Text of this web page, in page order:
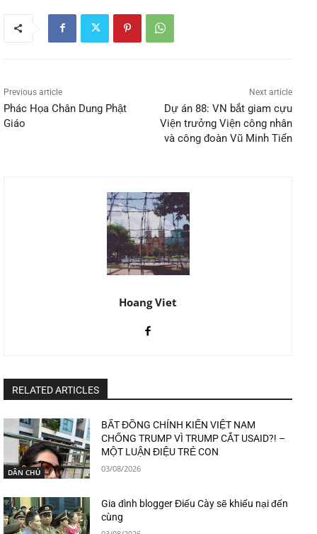
Previous article
Phác Họa Chân Dung Phật
Giáo
Next article
Dự án 88: VN bắt giam cựu
Viện trưởng Viện công nhân
và công đoàn Vũ Minh Tiến
Hoang Viet
RELATED ARTICLES
DÂN CHỦ
BẤT ĐỒNG CHÍNH KIẾN VIỆT NAM
CHỐNG TRUMP VÌ TRUMP CẮT USAID?! –
MỘT LUẬN ĐIỆU TRẺ CON
03/08/2026
Gia đình blogger Điếu Cày sẽ khiếu nại đến
cùng